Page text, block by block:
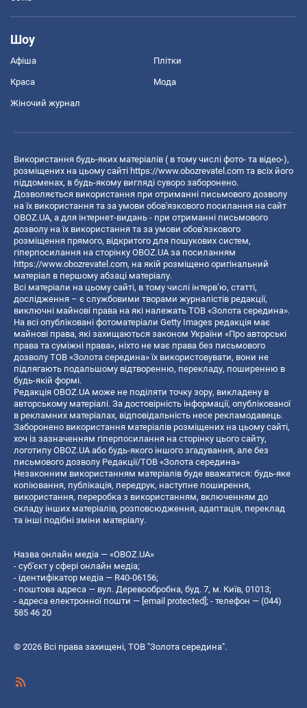
Шоу
Афіша Плітки
Краса Мода
Жіночий журнал
Використання будь-яких матеріалів ( в тому числі фото- та відео-),
розміщених на цьому сайті https://www.obozrevatel.com та всіх його
піддоменах, в будь-якому вигляді суворо заборонено.
Дозволяється використання при отриманні письмового дозволу
на їх використання та за умови обов'язкового посилання на сайт
OBOZ.UA, а для інтернет-видань - при отриманні письмового
дозволу на їх використання та за умови обов'язкового
розміщення прямого, відкритого для пошукових систем,
гіперпосилання на сторінку OBOZ.UA за посиланням
https://www.obozrevatel.com, на якій розміщено оригінальний
матеріал в першому абзаці матеріалу.
Всі матеріали на цьому сайті, в тому числі інтерв’ю, статті,
дослідження – є службовими творами журналістів редакції,
виключні майнові права на які належать ТОВ «Золота середина».
На всі опубліковані фотоматеріали Getty Images редакція має
майнові права, які захищаються законом України «Про авторські
права та суміжні права», ніхто не має права без письмового
дозволу ТОВ «Золота середина» їх використовувати, вони не
підлягають подальшому відтворенню, перекладу, поширенню в
будь-якій формі.
Редакція OBOZ.UA може не поділяти точку зору, викладену в
авторському матеріалі. За достовірність інформації, опублікованої
в рекламних матеріалах, відповідальність несе рекламодавець.
Заборонено використання матеріалів розміщених на цьому сайті,
хоч із зазначенням гіперпосилання на сторінку цього сайту,
логотипу OBOZ.UA або будь-якого іншого згадування, але без
письмового дозволу Редакції/ТОВ «Золота середина»
Незаконним використанням матеріалів буде вважатися: будь-яке
копiювання, публiкацiя, передрук, наступне поширення,
використання, переробка з використанням, включенням до
складу інших матеріалів, розповсюдження, адаптація, переклад
та інші подібні зміни матеріалу.
Назва онлайн медіа — «OBOZ.UA»
- суб'єкт у сфері онлайн медіа;
- ідентифікатор медіа — R40-06156;
- поштова адреса — вул. Деревообробна, буд. 7, м. Київ, 01013;
- адреса електронної пошти — [email protected]; - телефон — (044)
585 46 20
© 2026 Всі права захищені, ТОВ "Золота середина".